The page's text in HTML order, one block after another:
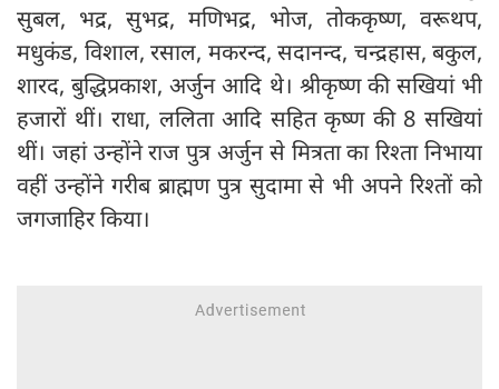
सुबल, भद्र, सुभद्र, मणिभद्र, भोज, तोककृष्ण, वरूथप,
मधुकंड, विशाल, रसाल, मकरन्‍द, सदानन्द, चन्द्रहास, बकुल,
शारद, बुद्धिप्रकाश, अर्जुन आदि थे। श्रीकृष्ण की सखियां भी
हजारों थीं। राधा, ललिता आदि सहित कृष्ण की 8 सखियां
थीं। जहां उन्होंने राज पुत्र अर्जुन से मित्रता का रिश्ता निभाया
वहीं उन्होंने गरीब ब्राह्मण पुत्र सुदामा से भी अपने रिश्‍तों को
जगजाहिर किया।